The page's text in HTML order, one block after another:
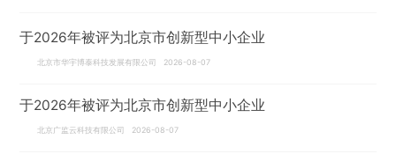
于2026年被评为北京市创新型中小企业
北京市华宇博泰科技发展有限公司 2026-08-07
于2026年被评为北京市创新型中小企业
北京广监云科技有限公司 2026-08-07